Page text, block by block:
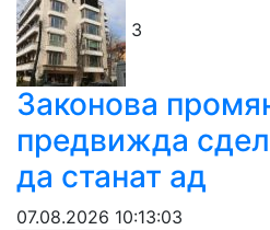
3
Законова
предвижда
да станат ад
07.08.2026 10:13:03